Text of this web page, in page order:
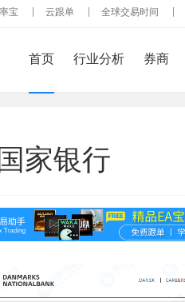
宝 云跟单 全球交易时间
首页 行业分析 券商
家银行